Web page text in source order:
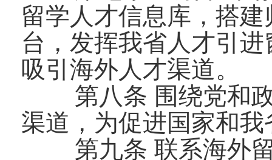
留学人才信息库，搭
台，发挥我省人才引
吸引海外人才渠道。
第八条 围绕党和
渠道，为促进国家和
第九条 联系海外